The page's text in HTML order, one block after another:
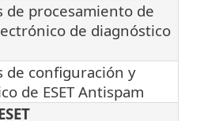
de procesamiento de
de diagnóstico
de configuración y
de ESET Antispam